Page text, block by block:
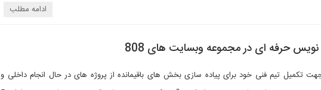
ادامه مطلب
حرفه ای در مجموعه وبسایت های 808
808 جهت تکمیل تیم فنی خود برای پیاده سازی بخش های باقیمانده از پروژه های در حال انجام داخلی و